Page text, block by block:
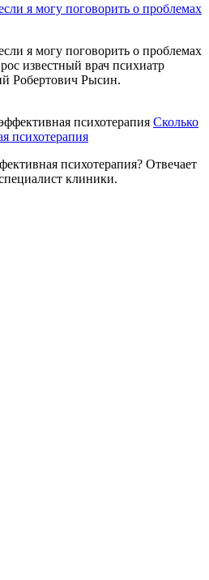
я могу поговорить о проблемах
я могу поговорить о проблемах
известный врач психиатр
Робертович Рысин.
Сколько
психотерапия
психотерапия? Отвечает
клиники.